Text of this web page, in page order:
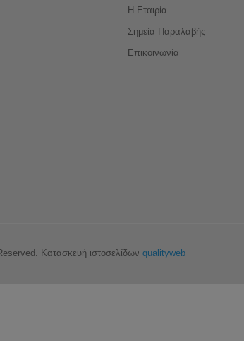
Η Εταιρία
Σημεία Παραλαβής
Επικοινωνία
Κατασκευή ιστοσελίδων qualityweb